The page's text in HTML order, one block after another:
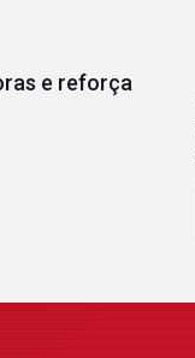
e reforça